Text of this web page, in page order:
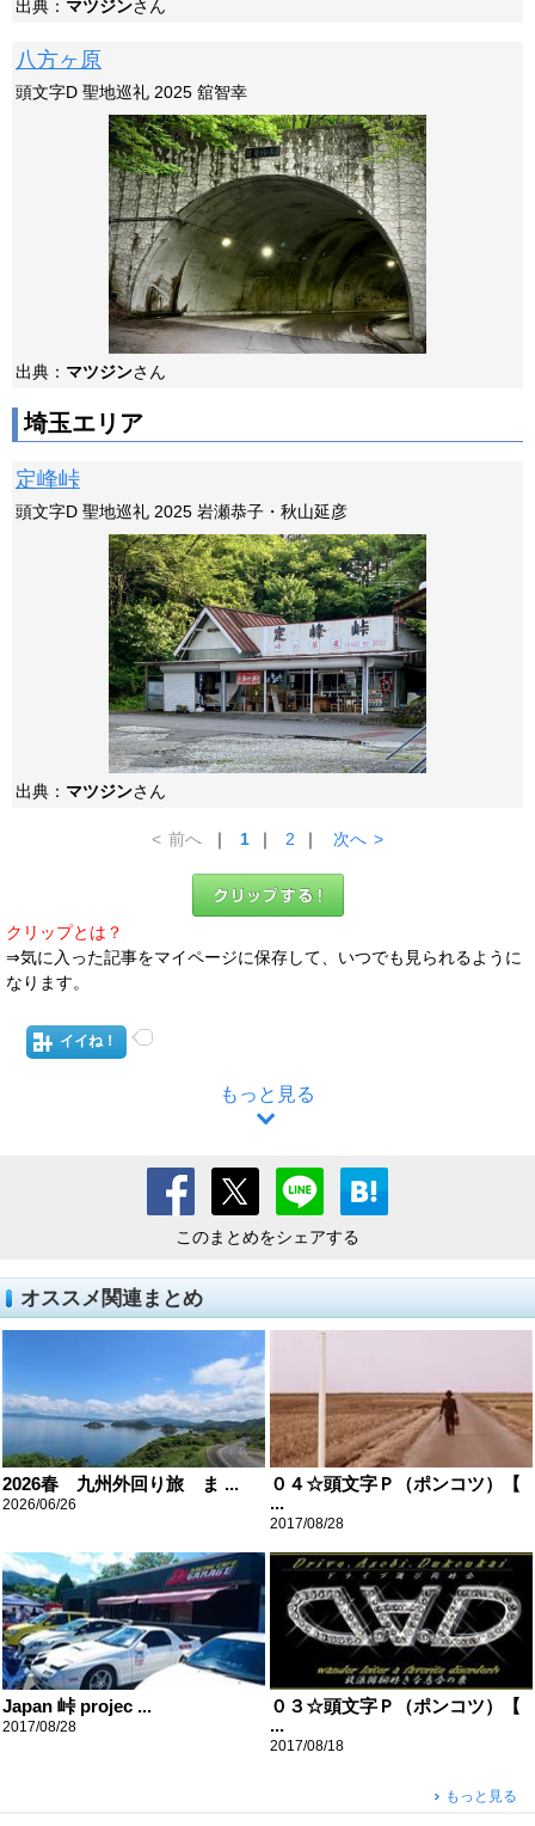
出典： マツジンさん
八方ヶ原
頭文字D 聖地巡礼 2025 舘智幸
出典： マツジンさん
埼玉エリア
定峰峠
頭文字D 聖地巡礼 2025 岩瀬恭子・秋山延彦
出典： マツジンさん
< 前へ ｜ 1 ｜ 2 ｜ 次へ >
クリップとは？
⇒気に入った記事をマイページに保存して、いつでも見られるように
なります。
イイね！
もっと見る
このまとめをシェアする
オススメ関連まとめ
2026春 九州外回り旅 ま ...
2026/06/26
０４☆頭文字Ｐ（ポンコツ）【
...
2017/08/28
Japan 峠 projec ...
2017/08/28
０３☆頭文字Ｐ（ポンコツ）【
...
2017/08/18
もっと見る